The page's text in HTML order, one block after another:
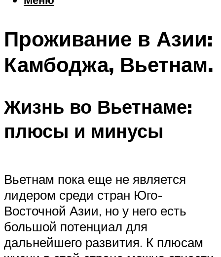
Шоппинг
Что посетить
Проживание в Азии:
Камбоджа, Вьетнам.
Жизнь во Вьетнаме:
плюсы и минусы
Вьетнам пока еще не является
лидером среди стран Юго-
Восточной Азии, но у него есть
большой потенциал для
дальнейшего развития. К плюсам